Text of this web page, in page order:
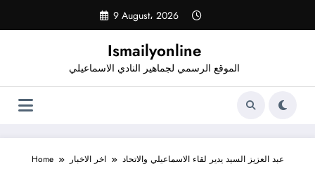
content
9 August، 2026
Ismailyonline
الموقع الرسمي لجماهير النادي الاسماعيلي
Home اخر الاخبار عبد العزيز السيد يدير لقاء الاسماعيلي والاتحاد